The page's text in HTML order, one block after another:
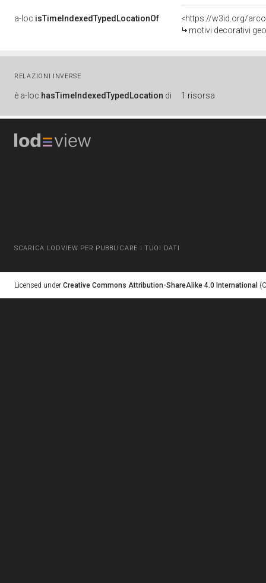
a-loc:isTimeIndexedTypedLocationOf
<https://w3id.org/
motivi decorativi
RELAZIONI INVERSE
è a-loc:hasTimeIndexedTypedLocation di 1 risorsa
SCARICA LODVIEW PER PUBBLICARE I TUOI DATI
Licensed under Creative Commons Attribution-ShareAlike 4.0 International